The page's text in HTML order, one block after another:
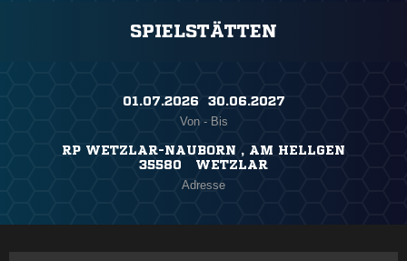
SPIELSTÄTTEN
01.07.2026 ​ 30.06.2027
Von - Bis
RP WETZLAR-NAUBORN , AM HELLGEN
35580 WETZLAR
Adresse